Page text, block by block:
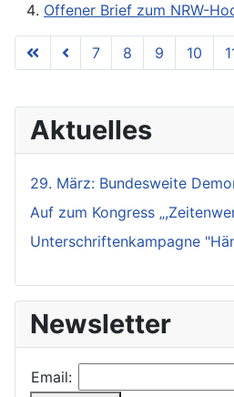
Offener Brief zum NRW-
7 8 9 10
Aktuelles
29. März: Bundesweite
Auf zum Kongress
Unterschriftenkampagne
Newsletter
Email: